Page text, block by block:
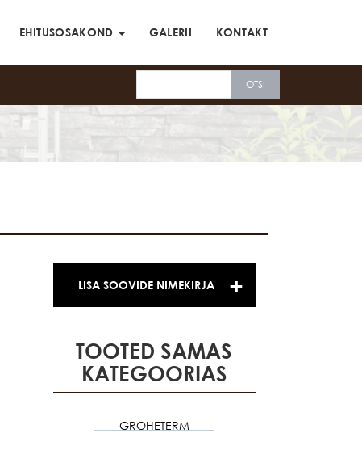
EHITUSOSAKOND GALERII KONTAKT
LISA SOOVIDE NIMEKIRJA
TOOTED SAMAS
KATEGOORIAS
GROHETERM